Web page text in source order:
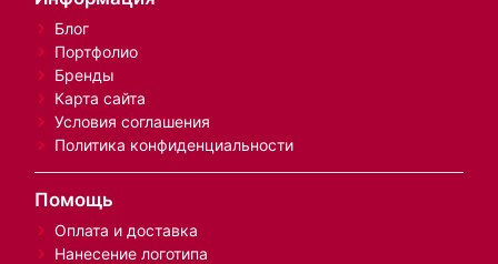
Блог
Портфолио
Бренды
Карта сайта
Условия соглашения
Политика конфиденциальности
Помощь
Оплата и доставка
Нанесение логотипа